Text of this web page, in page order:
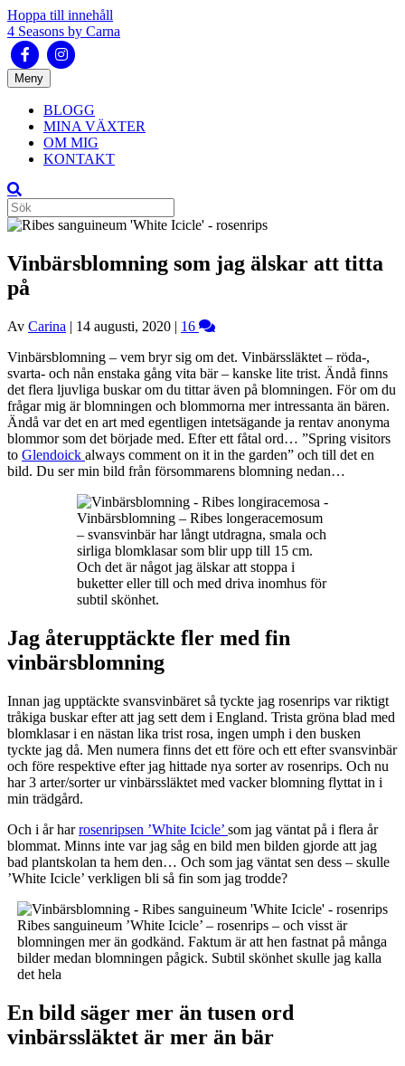
Hoppa till innehåll
4 Seasons by Carna
FacebookInstagram
Meny
BLOGG
MINA VÄXTER
OM MIG
KONTAKT
Vinbärsblomning som jag älskar att titta
på
Av Carina | 14 augusti, 2020 | 16
Vinbärsblomning – vem bryr sig om det. Vinbärssläktet – röda-,
svarta- och nån enstaka gång vita bär – kanske lite trist. Ändå finns
det flera ljuvliga buskar om du tittar även på blomningen. För om du
frågar mig är blomningen och blommorna mer intressanta än bären.
Ändå var det en art med egentligen intetsägande ja rentav anonyma
blommor som det började med. Efter ett fåtal ord… ”Spring visitors
to Glendoick always comment on it in the garden” och till det en
bild. Du ser min bild från försommarens blomning nedan…
Vinbärsblomning – Ribes longeracemosum
– svansvinbär har långt utdragna, smala och
sirliga blomklasar som blir upp till 15 cm.
Och det är något jag älskar att stoppa i
buketter eller till och med driva inomhus för
subtil skönhet.
Jag återupptäckte fler med fin
vinbärsblomning
Innan jag upptäckte svansvinbäret så tyckte jag rosenrips var riktigt
tråkiga buskar efter att jag sett dem i England. Trista gröna blad med
blomklasar i en nästan lika trist rosa, ingen umph i den busken
tyckte jag då. Men numera finns det ett före och ett efter svansvinbär
och före respektive efter jag hittade nya sorter av rosenrips. Och nu
har 3 arter/sorter ur vinbärssläktet med vacker blomning flyttat in i
min trädgård.
Och i år harrosenripsen ’White Icicle’ som jag väntat på i flera år
blommat. Minns inte var jag såg en bild men bilden gjorde att jag
bad plantskolan ta hem den… Och som jag väntat sen dess – skulle
’White Icicle’ verkligen bli så fin som jag trodde?
Ribes sanguineum ’White Icicle’ – rosenrips – och visst är
blomningen mer än godkänd. Faktum är att hen fastnat på många
bilder medan blomningen pågick. Subtil skönhet skulle jag kalla
det hela
En bild säger mer än tusen ord
vinbärssläktet är mer än bär